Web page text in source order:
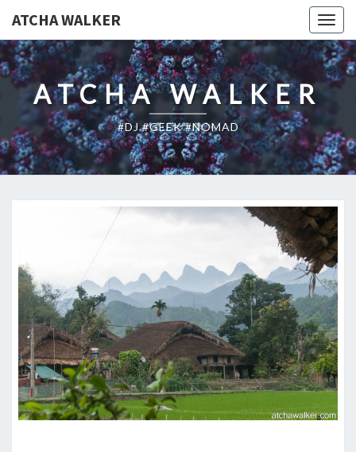
ATCHA WALKER
ATCHA WALKER
#DJ #GEEK #NOMAD